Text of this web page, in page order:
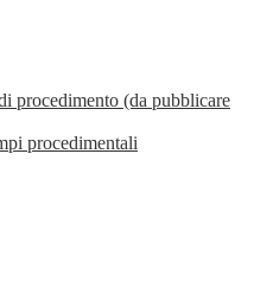
procedimento (da pubblicare
procedimentali